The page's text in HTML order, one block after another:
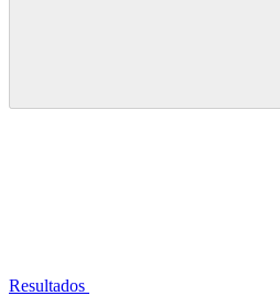
Resultados